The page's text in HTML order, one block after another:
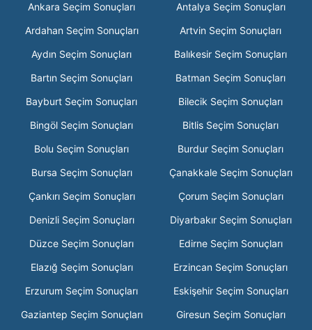
Ankara Seçim Sonuçları
Antalya Seçim Sonuçları
Ardahan Seçim Sonuçları
Artvin Seçim Sonuçları
Aydın Seçim Sonuçları
Balıkesir Seçim Sonuçları
Bartın Seçim Sonuçları
Batman Seçim Sonuçları
Bayburt Seçim Sonuçları
Bilecik Seçim Sonuçları
Bingöl Seçim Sonuçları
Bitlis Seçim Sonuçları
Bolu Seçim Sonuçları
Burdur Seçim Sonuçları
Bursa Seçim Sonuçları
Çanakkale Seçim Sonuçları
Çankırı Seçim Sonuçları
Çorum Seçim Sonuçları
Denizli Seçim Sonuçları
Diyarbakır Seçim Sonuçları
Düzce Seçim Sonuçları
Edirne Seçim Sonuçları
Elazığ Seçim Sonuçları
Erzincan Seçim Sonuçları
Erzurum Seçim Sonuçları
Eskişehir Seçim Sonuçları
Gaziantep Seçim Sonuçları
Giresun Seçim Sonuçları